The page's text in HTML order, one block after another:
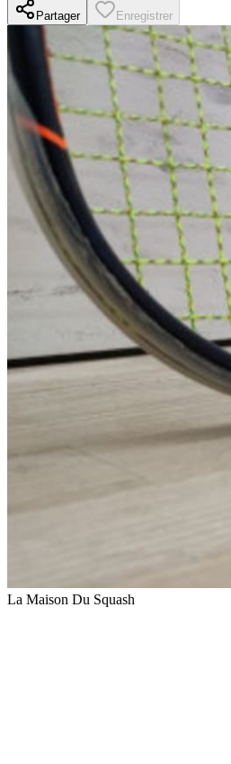
Partager Enregistrer
La Maison Du Squash